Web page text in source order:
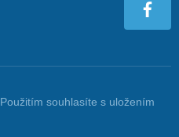
Použitím souhlasíte s uložením